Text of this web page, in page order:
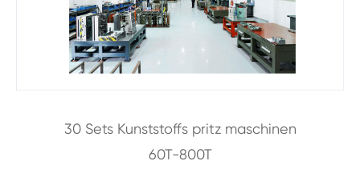
30 Sets Kunststoffs pritz maschinen
60T-800T